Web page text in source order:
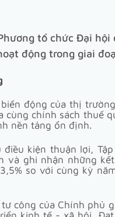
tổ chức Đại
động trong giai
động của thị
chính sách thuế
nền tảng ổn định.
kiện thuận lợi,
và ghi nhận những
so với cùng kỳ
công của Chính